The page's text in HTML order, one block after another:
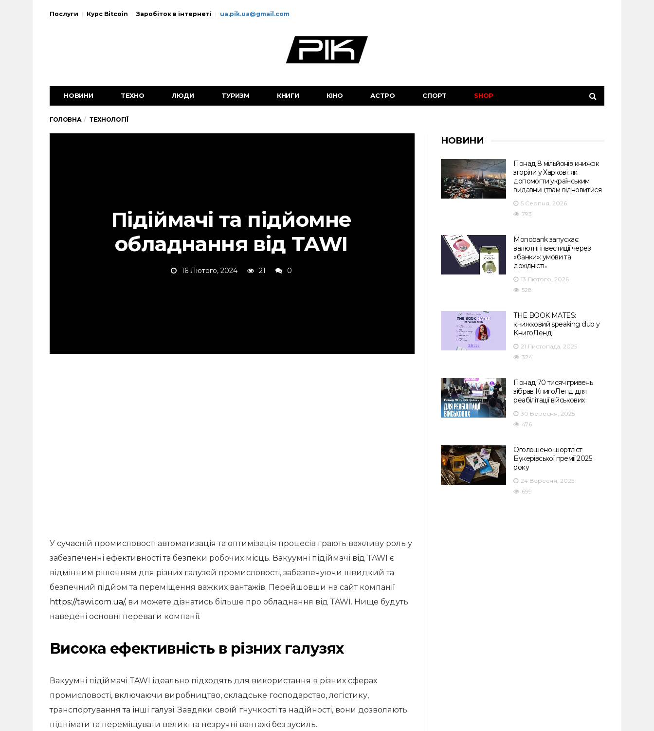
Послуги Курс Bitcoin Заробіток в інтернеті ua.pik.ua@gmail.com
НОВИНИ ТЕХНО ЛЮДИ ТУРИЗМ КНИГИ КІНО АСТРО СПОРТ SHOP
ГОЛОВНА ТЕХНОЛОГІЇ
Підіймачі та підйомне
обладнання від TAWI
16 Лютого, 2024 21 0
У сучасній промисловості автоматизація та оптимізація процесів грають важливу роль у
забезпеченні ефективності та безпеки робочих місць. Вакуумні підіймачі від TAWI є
відмінним рішенням для різних галузей промисловості, забезпечуючи швидкий та
безпечний підйом та переміщення важких вантажів. Перейшовши на сайт компанії
https://tawi.com.ua/, ви можете дізнатись більше про обладнання від TAWI. Нище будуть
наведені основні переваги компанії.
Висока ефективність в різних галузях
Вакуумні підіймачі TAWI ідеально підходять для використання в різних сферах
промисловості, включаючи виробництво, складське господарство, логістику,
транспортування та інші галузі. Завдяки своїй гнучкості та надійності, вони дозволяють
піднімати та переміщувати великі та незручні вантажі без зусиль.
НОВИНИ
Понад 8 мільйонів книжок
згоріли у Харкові: як
допомогти українським
видавництвам відновитися
5 Серпня, 2026
793
Monobank запускає
валютні інвестиції через
«банки»: умови та
дохідність
13 Лютого, 2026
528
THE BOOK MATES:
книжковий speaking club у
КнигоЛенді
21 Листопада, 2025
324
Понад 70 тисяч гривень
зібрав КнигоЛенд для
реабілітації військових
30 Вересня, 2025
476
Оголошено шортліст
Букерівської премії 2025
року
24 Вересня, 2025
699